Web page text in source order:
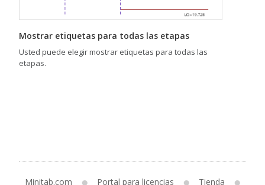
Mostrar etiquetas para todas las etapas
Usted puede elegir mostrar etiquetas para todas las
etapas.
Minitab.com Portal para licencias Tienda